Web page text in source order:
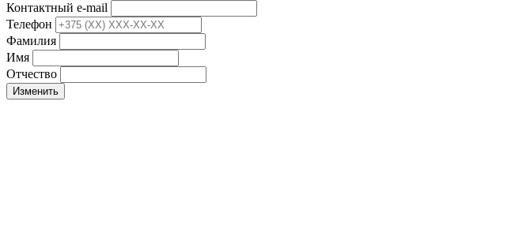
Контактный e-mail
Телефон
Фамилия
Имя
Отчество
Изменить